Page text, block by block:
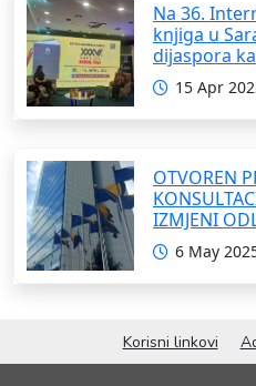
Na 36.
knjiga u
dijaspora
umjetnici
15 Apr
OTVOREN
KONSULTACIJA:
IZMJENI
RADNE
OKVIRNOG
6 May
Korisni linkovi